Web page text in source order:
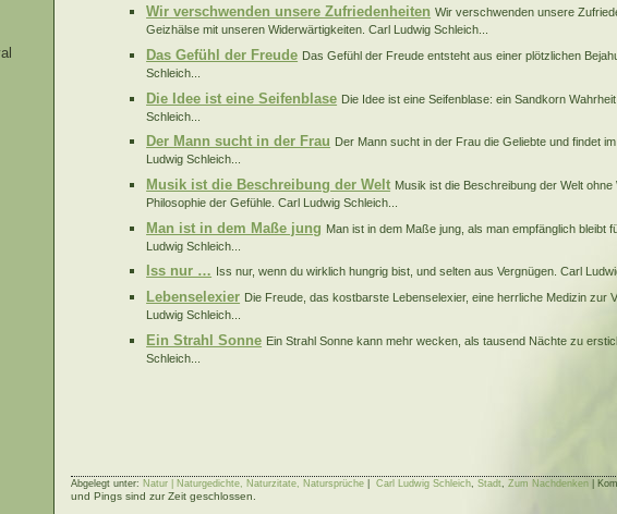
Wir verschwenden unsere Zufriedenheiten Wir verschwenden unsere
Geizhälse mit unseren Widerwärtigkeiten. Carl Ludwig Schleich...
Das Gefühl der Freude Das Gefühl der Freude entsteht aus einer plötzlichen
Schleich...
Die Idee ist eine Seifenblase Die Idee ist eine Seifenblase: ein Sandkorn
Schleich...
Der Mann sucht in der Frau Der Mann sucht in der Frau die Geliebte und findet
Ludwig Schleich...
Musik ist die Beschreibung der Welt Musik ist die Beschreibung der Welt
Philosophie der Gefühle. Carl Ludwig Schleich...
Man ist in dem Maße jung Man ist in dem Maße jung, als man empfänglich bleibt
Ludwig Schleich...
Iss nur … Iss nur, wenn du wirklich hungrig bist, und selten aus Vergnügen. Carl
Lebenselexier Die Freude, das kostbarste Lebenselexier, eine herrliche Medizin zur
Ludwig Schleich...
Ein Strahl Sonne Ein Strahl Sonne kann mehr wecken, als tausend Nächte zu
Schleich...
Abgelegt unter: Natur | Naturgedichte, Naturzitate, Natursprüche Carl Ludwig Schleich, Stadt, Zum Nachdenken
und Pings sind zur Zeit geschlossen.